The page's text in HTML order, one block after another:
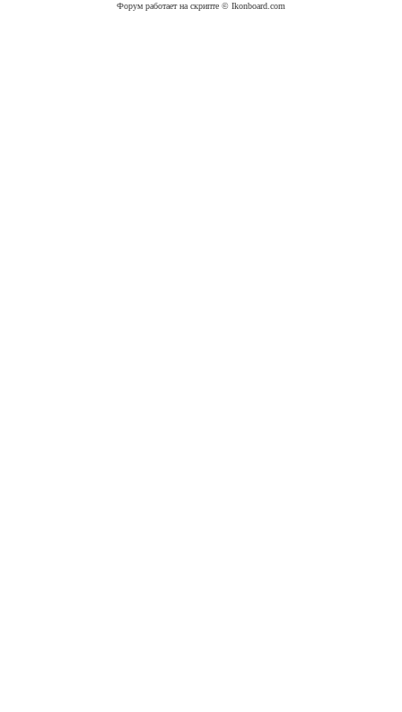
Форум работает на скрипте © Ikonboard.com